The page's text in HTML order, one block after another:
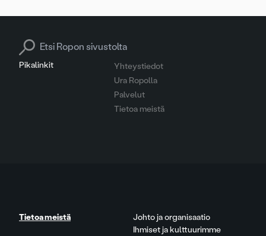
Pikalinkit
Yhteystiedot
Ura Ropolla
Palvelut
Tietoa meistä
Search for:
Tietoa meistä
Johto ja organisaatio
Ihmiset ja kulttuurimme